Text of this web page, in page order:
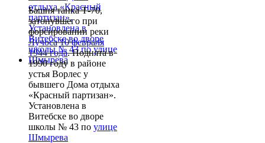
Башня танка Т-70,
затонувшего при
форсировании реки
Лучоса 10 февраля
1944 года. Поднята в
1990 году в районе
устья Ворлес у
бывшего Дома отдыха
«Красный партизан».
Установлена в
Витебске во дворе
школы № 43 по улице
Шмырева